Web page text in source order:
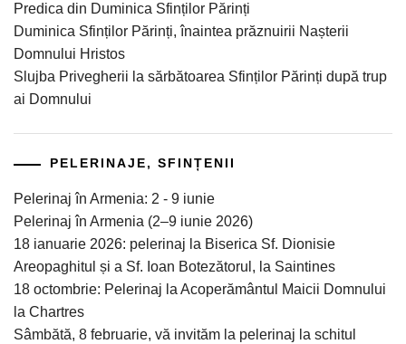
Predica din Duminica Sfinților Părinți
Duminica Sfinților Părinți, înaintea prăznuirii Nașterii
Domnului Hristos
Slujba Privegherii la sărbătoarea Sfinților Părinți după trup
ai Domnului
PELERINAJE, SFINȚENII
Pelerinaj în Armenia: 2 - 9 iunie
Pelerinaj în Armenia (2–9 iunie 2026)
18 ianuarie 2026: pelerinaj la Biserica Sf. Dionisie
Areopaghitul și a Sf. Ioan Botezătorul, la Saintines
18 octombrie: Pelerinaj la Acoperământul Maicii Domnului
la Chartres
Sâmbătă, 8 februarie, vă invităm la pelerinaj la schitul